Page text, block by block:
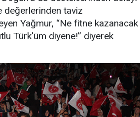
değerlerinden taviz
Yağmur, “Ne fitne kazanacak
Türk'üm diyene!” diyerek